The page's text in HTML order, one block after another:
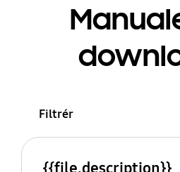
Filtrér
{{file.description}}